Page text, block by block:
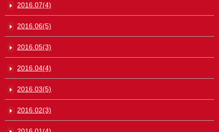
2016.07(4)
2016.06(5)
2016.05(3)
2016.04(4)
2016.03(5)
2016.02(3)